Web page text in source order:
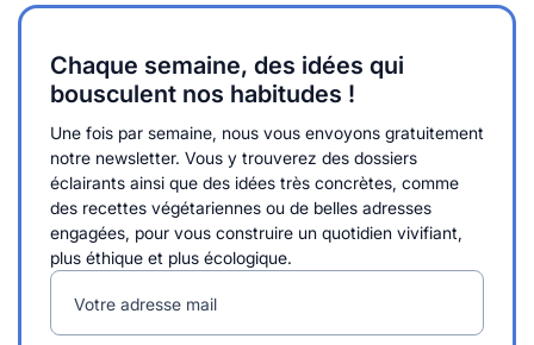
Chaque semaine, des idées qui
bousculent nos habitudes !
Une fois par semaine, nous vous envoyons gratuitement
notre newsletter. Vous y trouverez des dossiers
éclairants ainsi que des idées très concrètes, comme
des recettes végétariennes ou de belles adresses
engagées, pour vous construire un quotidien vivifiant,
plus éthique et plus écologique.
Votre adresse mail